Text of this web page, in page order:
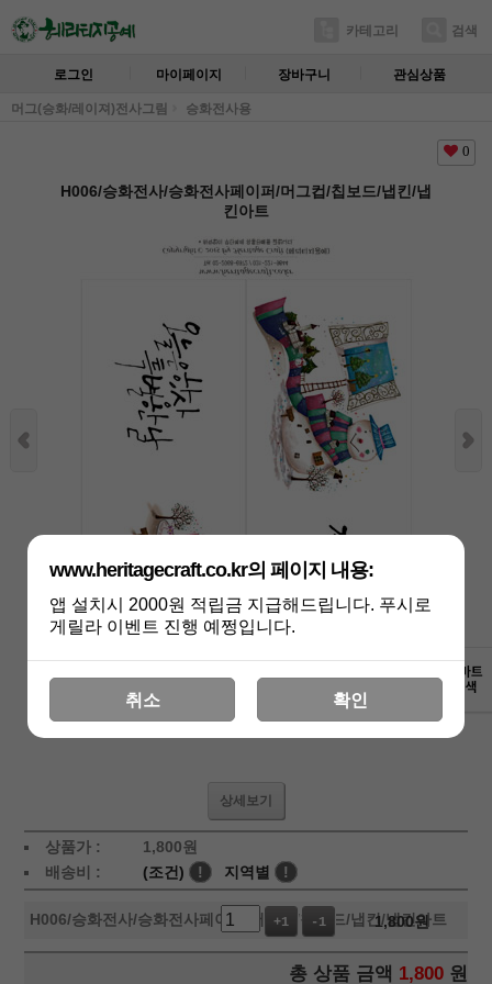
카테고리 검색
로그인 마이페이지 장바구니 관심상품
머그(승화/레이져)전사그림 승화전사용
0
H006/승화전사/승화전사페이퍼/머그컵/칩보드/냅킨/냅
킨아트
상세보기
상품가 : 1,800원
배송비 :
(조건) ! 지역별 !
H006/승화전사/승화전사페이퍼/머그컵/칩보드/냅킨/냅킨아트
+1 -1 1,800원
총 상품 금액 1,800 원
www.heritagecraft.co.kr의 페이지 내용:
앱 설치시 2000원 적립금 지급해드립니다. 푸시로
게릴라 이벤트 진행 예쩡입니다.
취소 확인